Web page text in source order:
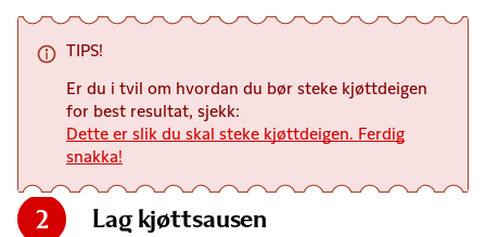
TIPS!
Er du i tvil om hvordan du bør steke kjøttdeigen
for best resultat, sjekk:
Dette er slik du skal steke kjøttdeigen. Ferdig
snakka!
2 Lag kjøttsausen